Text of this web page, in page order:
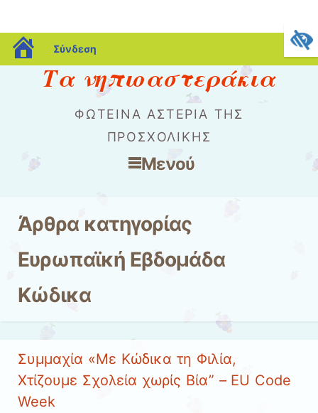
blogs.sch.gr
Σύνδεση
Τα νηπιοαστεράκια
ΦΩΤΕΙΝΆ ΑΣΤΈΡΙΑ ΤΗΣ
ΠΡΟΣΧΟΛΙΚΉΣ
Μενού
Άρθρα κατηγορίας
Eυρωπαϊκή Εβδομάδα
Κώδικα
Συμμαχία «Με Κώδικα τη Φιλία,
Χτίζουμε Σχολεία χωρίς Βία” – EU Code
Week